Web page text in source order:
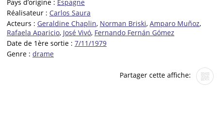
Pays d’origine : Espagne
Réalisateur : Carlos Saura
Acteurs : Geraldine Chaplin, Norman Briski, Amparo Muñoz,
Rafaela Aparicio, José Vivó, Fernando Fernán Gómez
Date de 1ère sortie : 7/11/1979
Genre : drame
Partager cette affiche: